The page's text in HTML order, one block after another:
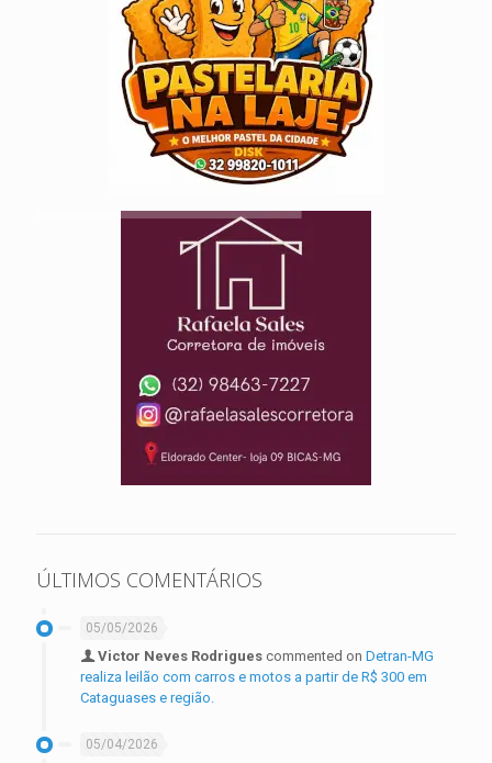
ÚLTIMOS COMENTÁRIOS
05/05/2026
Victor Neves Rodrigues commented on Detran-MG
realiza leilão com carros e motos a partir de R$ 300 em
Cataguases e região.
05/04/2026